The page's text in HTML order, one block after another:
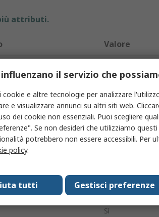
attributi.
Valore
Ventosa
Soffietto
ZP
Sì
il servizio che
cookie e altre tecnologie per analizzare
e visualizzare annunci su altri siti web.
dei cookie non essenziali. Puoi scegliere
Se non desideri che utilizziamo
potrebbero non essere accessibili. Per
policy.
Gestisci preferenze
tutti